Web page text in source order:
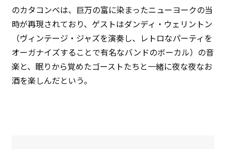
のカタコンベは、巨万の富に染まったニューヨークの当
時が再現されており、ゲストはダンディ・ウェリントン
（ヴィンテージ・ジャズを演奏し、レトロなパーティを
オーガナイズすることで有名なバンドのボーカル）の音
楽と、眠りから覚めたゴーストたちと一緒に夜な夜なお
酒を楽しんだという。